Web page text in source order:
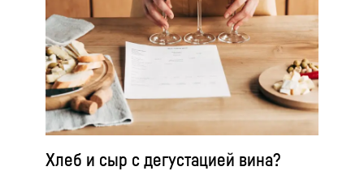
Хлеб и сыр с дегустацией вина?